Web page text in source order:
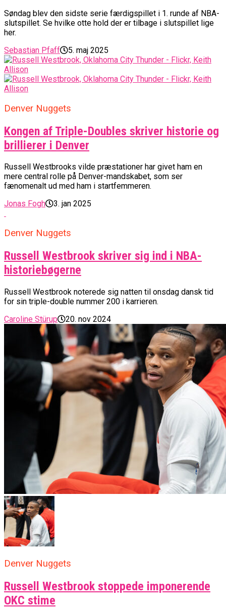
Søndag blev den sidste serie færdigspillet i 1. runde af NBA-
slutspillet. Se hvilke otte hold der er tilbage i slutspillet lige
her.
Sebastian Pfaff
5. maj 2025
Denver Nuggets
Kongen af Triple-Doubles skriver historie og
brillierer i Denver
Russell Westbrooks vilde præstationer har givet ham en
mere central rolle på Denver-mandskabet, som ser
fænomenalt ud med ham i startfemmeren.
Jonas Fogh
3. jan 2025
Denver Nuggets
Russell Westbrook skriver sig ind i NBA-
historiebøgerne
Russell Westbrook noterede sig natten til onsdag dansk tid
for sin triple-double nummer 200 i karrieren.
Caroline Stürup
20. nov 2024
Denver Nuggets
Russell Westbrook stoppede imponerende
OKC stime